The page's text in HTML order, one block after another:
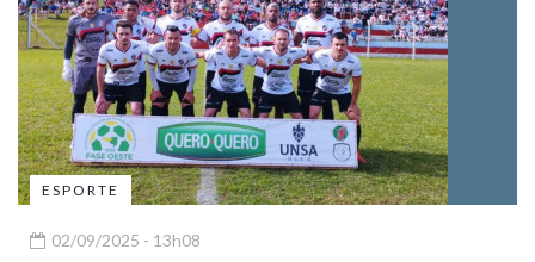
ESPORTE
02/09/2025 - 13h08